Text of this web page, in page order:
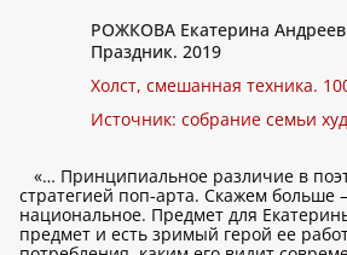
РОЖКОВА Екатерина
Праздник. 2019
Холст, смешанная техника.
Источник: собрание семьи
«… Принципиальное различие в
стратегией поп-арта. Скажем больше
национальное. Предмет для
предмет и есть зримый герой ее